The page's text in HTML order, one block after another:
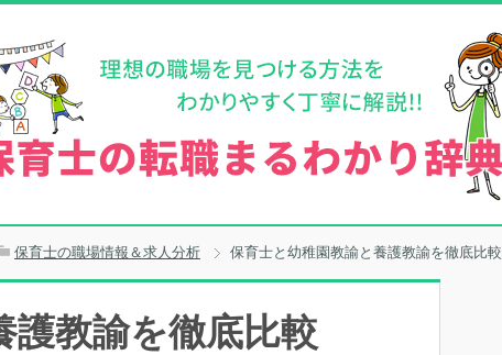
保育士の職場情報＆求人分析 保育士と幼稚園教諭と養護教諭を徹底比較
護教諭を徹底比較